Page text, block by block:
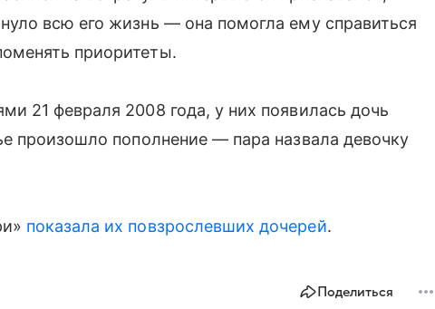
всю его жизнь — она помогла ему справиться
приоритеты.
21 февраля 2008 года, у них появилась дочь
произошло пополнение — пара назвала девочку
показала их повзрослевших дочерей.
Поделиться